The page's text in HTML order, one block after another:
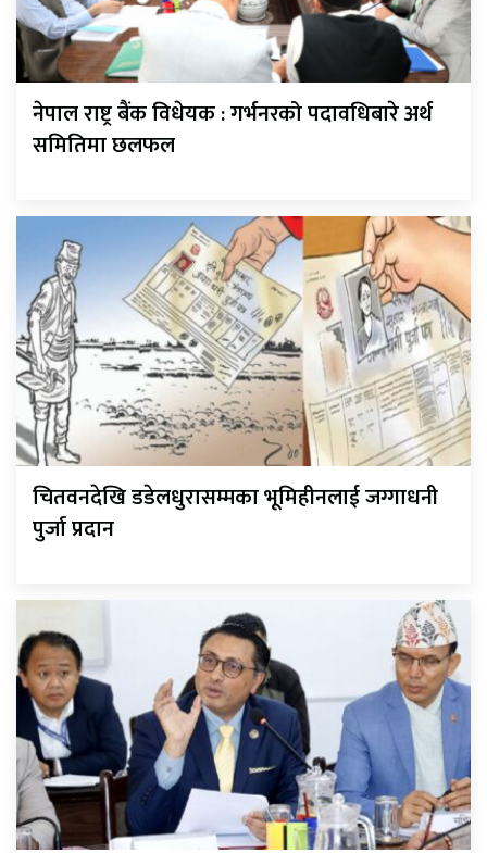
नेपाल राष्ट्र बैंक विधेयक : गर्भनरको पदावधिबारे अर्थ
समितिमा छलफल
चितवनदेखि डडेलधुरासम्मका भूमिहीनलाई जग्गाधनी
पुर्जा प्रदान